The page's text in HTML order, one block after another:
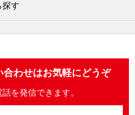
探す
合わせはお気軽にどうぞ
を発信できます。